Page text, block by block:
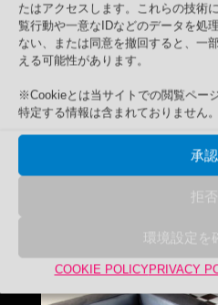
たはアクセスします。これらの技術
覧行動や一意なIDなどのデータを処
ない、または同意を撤回すると、一
える可能性があります。
※Cookieとは当サイトでの閲覧ペー
特定する情報は含まれておりません
承認
拒否
環境設定を
COOKIE POLICYPRIVACY